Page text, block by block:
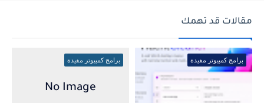
مقالات قد تهمك
برامج كمبيوتر مفيدة برامج كمبيوتر مفيدة